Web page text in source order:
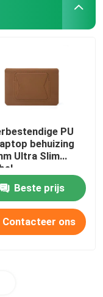
PU
behuizing
Ultra Slim
Beste prijs
Contacteer ons